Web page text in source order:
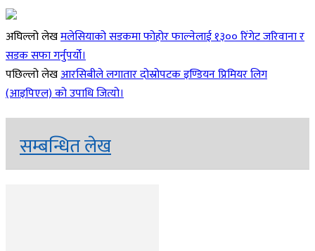
अघिल्लो लेखमलेसियाको सडकमा फोहोर फाल्नेलाई १३०० रिंगेट जरिवाना र
सडक सफा गर्नुपर्यो।
पछिल्लो लेखआरसिबीले लगातार दोस्रोपटक इण्डियन प्रिमियर लिग
(आइपिएल) को उपाधि जित्यो।
सम्बन्धित लेख